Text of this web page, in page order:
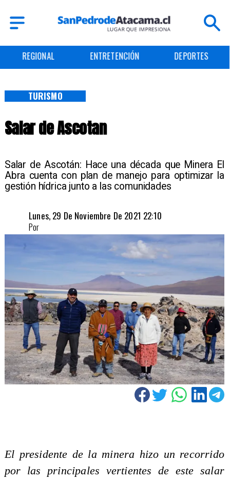
ENTRETENCIÓN DEPORTES CULTURA
Salar de Ascotan
Salar de Ascotán: Hace una década que Minera El
Abra cuenta con plan de manejo para optimizar la
gestión hídrica junto a las comunidades
TURISMO
Lunes, 29 De Noviembre De 2021 22:10
Por
El presidente de la minera hizo un recorrido
por las principales vertientes de este salar